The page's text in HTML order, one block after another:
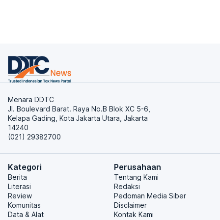
Menara DDTC
Jl. Boulevard Barat. Raya No.B Blok XC 5-6,
Kelapa Gading, Kota Jakarta Utara, Jakarta
14240
(021) 29382700
Kategori
Berita
Literasi
Review
Komunitas
Data & Alat
Perusahaan
Tentang Kami
Redaksi
Pedoman Media Siber
Disclaimer
Kontak Kami